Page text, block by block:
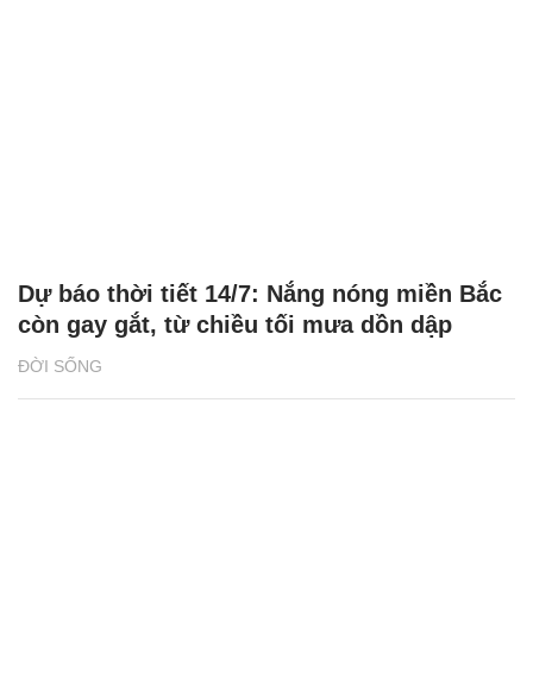
ĐỜI SỐNG
Dự báo thời tiết 14/7: Nắng nóng miền Bắc
còn gay gắt, từ chiều tối mưa dồn dập